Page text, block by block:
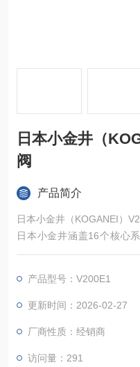
日本小金井（
阀
产品简介
日本小金井（KOGANEI）
日本小金井涵盖16个核心
构，全面适配不同场景真
量化、低能耗、高耐久性
以品质提供精准可靠的真空
产品型号：V200E1
更新时间：2026-02-27
厂商性质：经销商
访问量：291